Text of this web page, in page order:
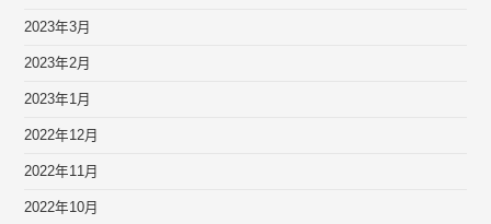
2023年3月
2023年2月
2023年1月
2022年12月
2022年11月
2022年10月